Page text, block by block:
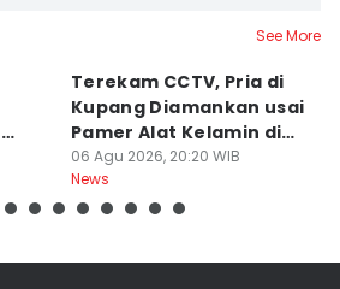
See More
Terekam CCTV, Pria di
Kupang Diamankan usai
Pamer Alat Kelamin di
Kios
06 Agu 2026, 20:20 WIB
News